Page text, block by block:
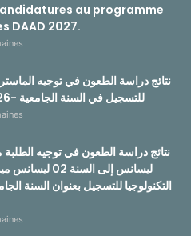
au programme
DAAD 2027.
للتسجيل في السنة الجامعية -2026-2027
ليسانس إلى السنة